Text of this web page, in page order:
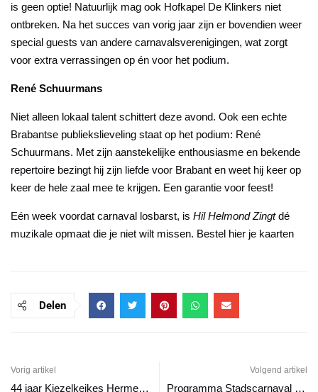
is geen optie! Natuurlijk mag ook Hofkapel De Klinkers niet
ontbreken. Na het succes van vorig jaar zijn er bovendien weer
special guests van andere carnavalsverenigingen, wat zorgt
voor extra verrassingen op én voor het podium.
René Schuurmans
Niet alleen lokaal talent schittert deze avond. Ook een echte
Brabantse publiekslieveling staat op het podium: René
Schuurmans. Met zijn aanstekelijke enthousiasme en bekende
repertoire bezingt hij zijn liefde voor Brabant en weet hij keer op
keer de hele zaal mee te krijgen. Een garantie voor feest!
Eén week voordat carnaval losbarst, is Hil Helmond Zingtdé
muzikale opmaat die je niet wilt missen. Bestel hier je kaarten
Delen
Vorig artikel
44 jaar Kiezelkeikes Hermenieke: genoten, gespeeld en gevierd!
Volgend artikel
Programma Stadscarnaval Keiestad 2026